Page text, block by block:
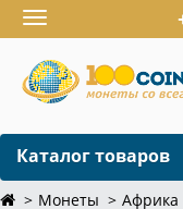
Toggle
navigation
Каталог товаров
Монеты Африка